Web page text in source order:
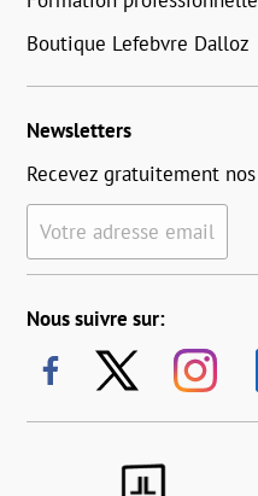
Boutique Lefebvre Dalloz
Newsletters
Recevez gratuitement
Votre adresse email
Nous suivre sur: